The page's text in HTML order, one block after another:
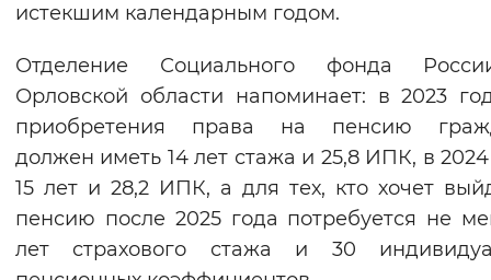
истекшим календарным годом.
Отделение Социального фонда
Орловской области напоминает: в 2023
приобретения права на пенсию
должен иметь 14 лет стажа и 25,8 ИПК, в
15 лет и 28,2 ИПК, а для тех, кто хочет
пенсию после 2025 года потребуется не
лет страхового стажа и 30